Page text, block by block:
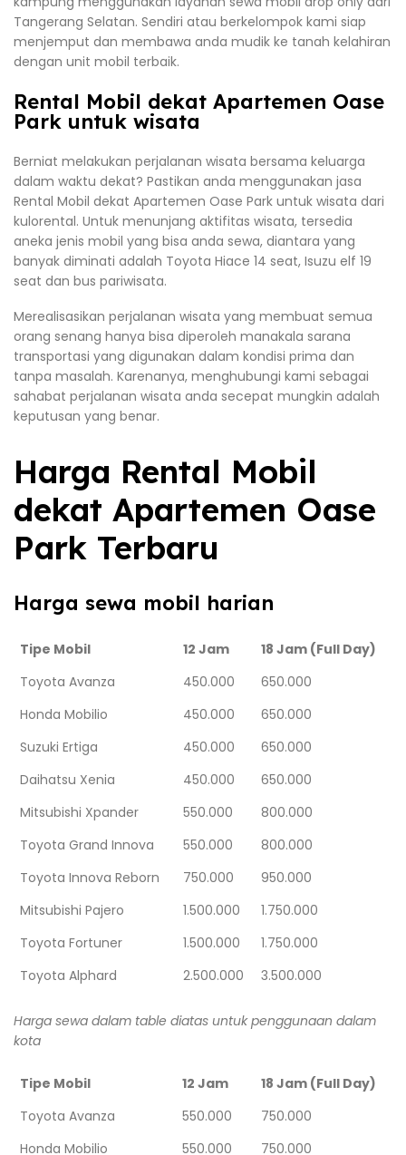
Tangerang Selatan. Sendiri atau berkelompok kami siap
menjemput dan membawa anda mudik ke tanah kelahiran
dengan unit mobil terbaik.
Rental Mobil dekat Apartemen Oase
Park untuk wisata
Berniat melakukan perjalanan wisata bersama keluarga
dalam waktu dekat? Pastikan anda menggunakan jasa
Rental Mobil dekat Apartemen Oase Park untuk wisata dari
kulorental. Untuk menunjang aktifitas wisata, tersedia
aneka jenis mobil yang bisa anda sewa, diantara yang
banyak diminati adalah Toyota Hiace 14 seat, Isuzu elf 19
seat dan bus pariwisata.
Merealisasikan perjalanan wisata yang membuat semua
orang senang hanya bisa diperoleh manakala sarana
transportasi yang digunakan dalam kondisi prima dan
tanpa masalah. Karenanya, menghubungi kami sebagai
sahabat perjalanan wisata anda secepat mungkin adalah
keputusan yang benar.
Harga Rental Mobil
dekat Apartemen Oase
Park Terbaru
Harga sewa mobil harian
Tipe Mobil 12 Jam
18 Jam (Full Day)
Toyota Avanza
450.000
650.000
Honda Mobilio
450.000
650.000
Suzuki Ertiga
450.000
650.000
Daihatsu Xenia
450.000
650.000
Mitsubishi Xpander
550.000
800.000
Toyota Grand Innova
550.000
800.000
Toyota Innova Reborn
750.000
950.000
Mitsubishi Pajero
1.500.000
1.750.000
Toyota Fortuner
1.500.000
1.750.000
Toyota Alphard
2.500.000 3.500.000
Harga sewa dalam table diatas untuk penggunaan dalam
kota
Tipe Mobil 12 Jam
18 Jam (Full Day)
Toyota Avanza
550.000
750.000
Honda Mobilio
550.000 750.000